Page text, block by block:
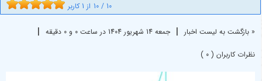
10 / 10 از 1 کاربر
« بازگشت به لیست اخبار | جمعه 14 شهريور 1404 در ساعت 0 و 0 دقیقه |
نظرات کاربران ( 0 )